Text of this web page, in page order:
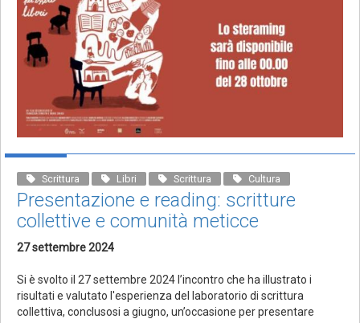
Scrittura Libri Scrittura Cultura
Presentazione e reading: scritture
collettive e comunità meticce
27 settembre 2024
Si è svolto il 27 settembre 2024 l’incontro che ha illustrato i
risultati e valutato l'esperienza del laboratorio di scrittura
collettiva, conclusosi a giugno, un’occasione per presentare